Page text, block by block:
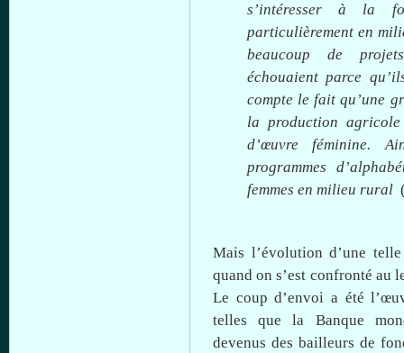
s’intéresser
à la
particulièrementen
beaucoup deprojets
échouaient parce
compte le faitqu’une
la productionagricole
d’œuvre
féminine.
programmes
femmes en milieu rural
Mais l’évolution d’une telle
quand ons’est confronté au
Le coupd’envoi a été
telles
que la Banque
devenus desbailleurs de